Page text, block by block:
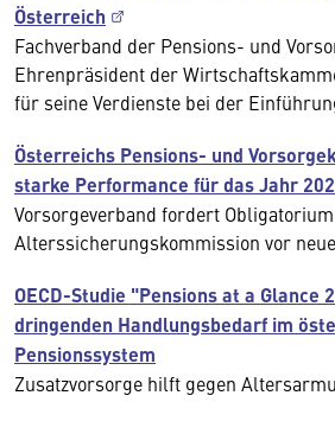
Österreich
Fachverband der Pensions- und
Ehrenpräsident der
für seine Verdienste bei der
Österreichs Pensions- und
starke Performance für das Jahr
Vorsorgeverband fordert
Alterssicherungskommission vor
OECD-Studie "Pensions at a
dringenden Handlungsbedarf im
Pensionssystem
Zusatzvorsorge hilft gegen